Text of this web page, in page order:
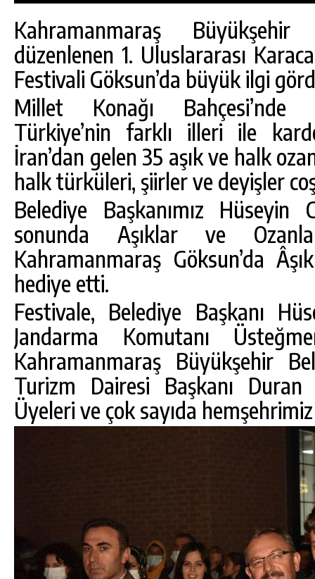
Kahramanmaraş
düzenlenen 1. Uluslararası
Festivali Göksun’da büyük ilgi
Millet Konağı Bahçesi’nde
Türkiye’nin farklı illeri ile
İran’dan gelen 35 aşık ve halk
halk türküleri, şiirler ve deyişler
Belediye Başkanımız Hüseyin
sonunda Aşıklar ve
Kahramanmaraş Göksun’da
hediye etti.
Festivale, Belediye Başkanı
Jandarma Komutanı
Kahramanmaraş Büyükşehir
Turizm Dairesi Başkanı
Üyeleri ve çok sayıda hemşehrimiz
GÜNLÜK HABER AKIŞI
GÖKSUN HAFIZLIK KIZ KUR’AN KURSU
ÖĞRENCILERINE DARENDE GEZISI.